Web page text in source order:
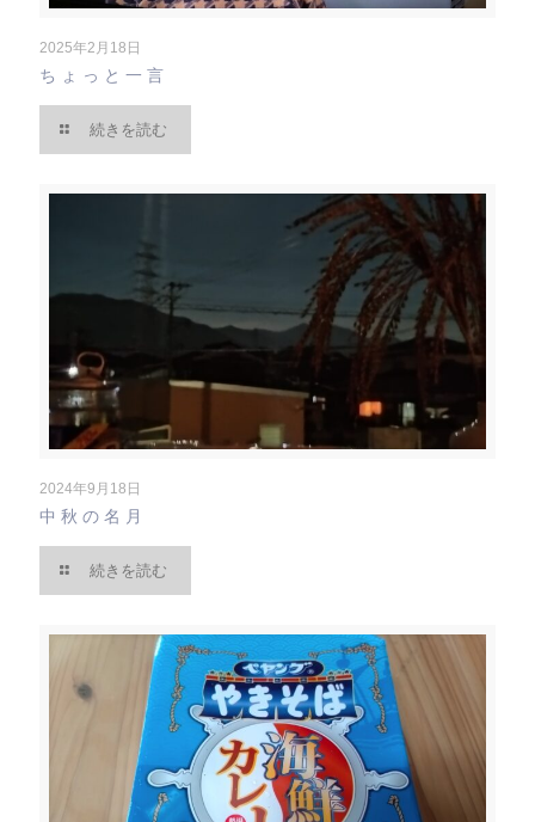
2025年2月18日
ちょっと一言
続きを読む
2024年9月18日
中秋の名月
続きを読む